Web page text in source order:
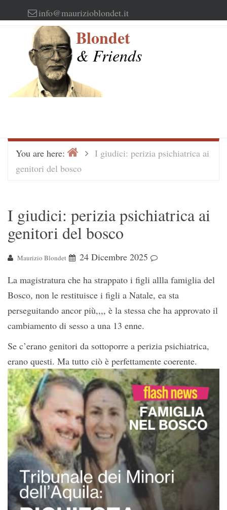
to
info@maurizioblondet.it
Blondet
& Friends
You are here: HomeI giudici: perizia psichiatrica ai
genitori del bosco
I giudici: perizia psichiatrica ai
genitori del bosco
Maurizio Blondet
24 Dicembre 2025
La magistratura che ha strappato i figli allla famiglia del
Bosco, non le restituisce i figli a Natale, ea sta
perseguitando ancor più,,,, è la stessa che ha approvato il
cambiamento di sesso a una 13 enne.
Se c’erano genitori da sottoporre a perizia psichiatrica,
erano questi. Ma tutto ciò è perfettamente coerente.